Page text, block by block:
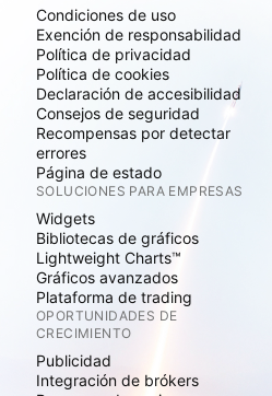
Condiciones de uso
Exención de responsabilidad
Política de privacidad
Política de cookies
Declaración de accesibilidad
Consejos de seguridad
Recompensas por detectar
errores
Página de estado
SOLUCIONES PARA EMPRESAS
Widgets
Bibliotecas de gráficos
Lightweight Charts™
Gráficos avanzados
Plataforma de trading
OPORTUNIDADES DE
CRECIMIENTO
Publicidad
Integración de brókers